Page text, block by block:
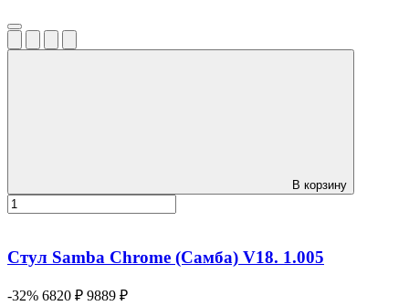
В корзину
Стул Samba Chrome (Самба) V18. 1.005
-32% 6820 ₽ 9889 ₽